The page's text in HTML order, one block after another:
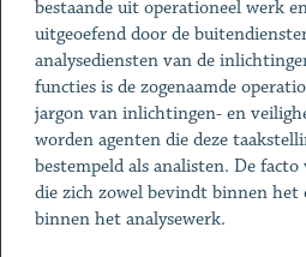
bestaande uit operationeel werk
uitgeoefend door de
analysediensten van de
functies is de zogenaamde
jargon van inlichtingen- en
worden agenten die deze
bestempeld als analisten. De
die zich zowel bevindt binnen het
binnen het analysewerk.